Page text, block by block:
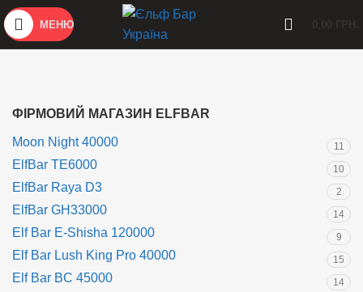
МЕНЮ
ФІРМОВИЙ МАГАЗИН ELFBAR
Moon Night 40000 11
ElfBar TE6000 10
ElfBar Raya D3 2
ElfBar GH33000 14
Elf Bar E-Shisha 120000 9
Elf Bar Lush King Pro 40000 15
Elf Bar BC 45000 14